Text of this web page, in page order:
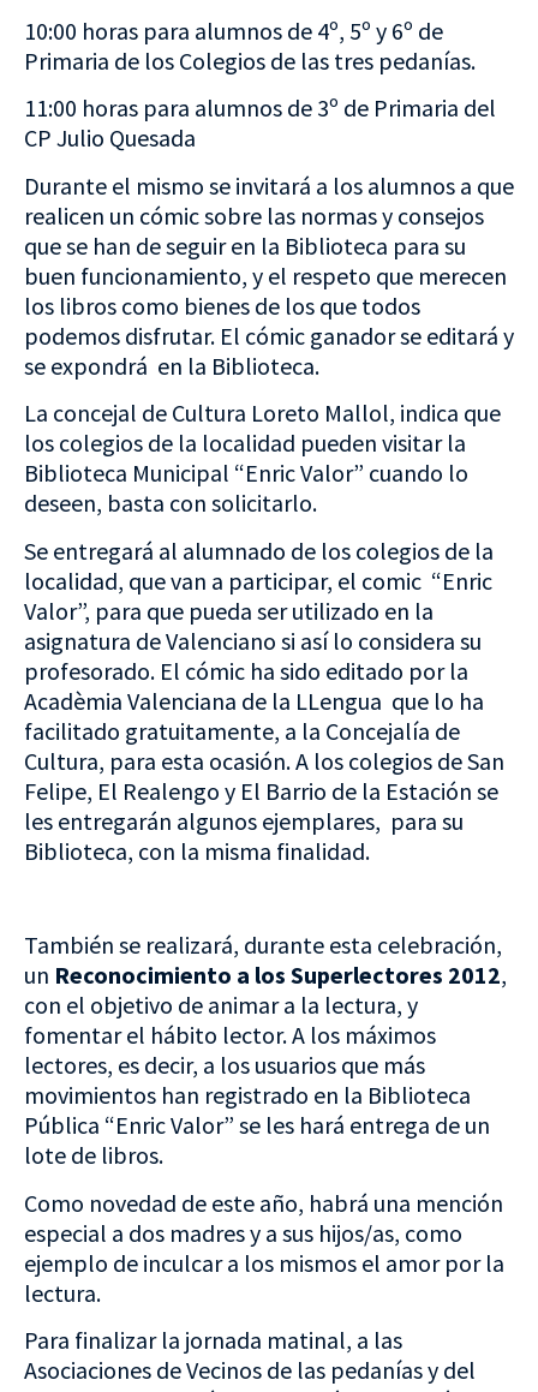
10:00 horas para alumnos de 4º, 5º y 6º de
Primaria de los Colegios de las tres pedanías.
11:00 horas para alumnos de 3º de Primaria del
CP Julio Quesada
Durante el mismo se invitará a los alumnos a que
realicen un cómic sobre las normas y consejos
que se han de seguir en la Biblioteca para su
buen funcionamiento, y el respeto que merecen
los libros como bienes de los que todos
podemos disfrutar. El cómic ganador se editará y
se expondrá en la Biblioteca.
La concejal de Cultura Loreto Mallol, indica que
los colegios de la localidad pueden visitar la
Biblioteca Municipal “Enric Valor” cuando lo
deseen, basta con solicitarlo.
Se entregará al alumnado de los colegios de la
localidad, que van a participar, el comic “Enric
Valor”, para que pueda ser utilizado en la
asignatura de Valenciano si así lo considera su
profesorado. El cómic ha sido editado por la
Acadèmia Valenciana de la LLengua que lo ha
facilitado gratuitamente, a la Concejalía de
Cultura, para esta ocasión. A los colegios de San
Felipe, El Realengo y El Barrio de la Estación se
les entregarán algunos ejemplares, para su
Biblioteca, con la misma finalidad.
También se realizará, durante esta celebración,
un Reconocimiento a los Superlectores 2012,
con el objetivo de animar a la lectura, y
fomentar el hábito lector. A los máximos
lectores, es decir, a los usuarios que más
movimientos han registrado en la Biblioteca
Pública “Enric Valor” se les hará entrega de un
lote de libros.
Como novedad de este año, habrá una mención
especial a dos madres y a sus hijos/as, como
ejemplo de inculcar a los mismos el amor por la
lectura.
Para finalizar la jornada matinal, a las
Asociaciones de Vecinos de las pedanías y del